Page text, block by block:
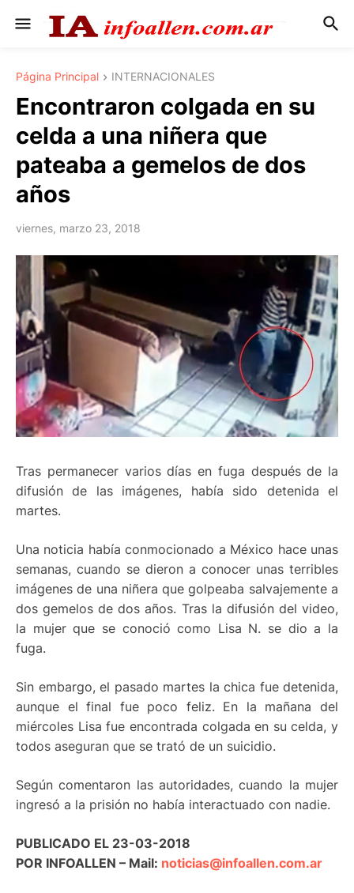
Página Principal INTERNACIONALES
Encontraron colgada en su
celda a una niñera que
pateaba a gemelos de dos
años
viernes, marzo 23, 2018
Tras permanecer varios días en fuga después de la
difusión de las imágenes, había sido detenida el
martes.
Una noticia había conmocionado a México hace unas
semanas, cuando se dieron a conocer unas terribles
imágenes de una niñera que golpeaba salvajemente a
dos gemelos de dos años. Tras la difusión del video,
la mujer que se conoció como Lisa N. se dio a la
fuga.
Sin embargo, el pasado martes la chica fue detenida,
aunque el final fue poco feliz. En la mañana del
miércoles Lisa fue encontrada colgada en su celda, y
todos aseguran que se trató de un suicidio.
Según comentaron las autoridades, cuando la mujer
ingresó a la prisión no había interactuado con nadie.
PUBLICADO EL 23-03-2018
POR INFOALLEN – Mail: noticias@infoallen.com.ar